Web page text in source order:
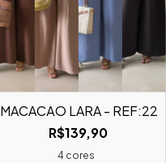
MACACÃO LARA -
R$139,90
4 cores